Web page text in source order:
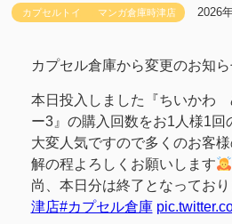
カプセルトイ マンガ倉庫時津店 2026
カプセル倉庫から変更のお知ら
本日投入しました『ちいかわ
ー3』の購入回数をお1人様1回
大変人気ですので多くのお客
解の程よろしくお願いします
尚、本日分は終了となっており
津店#カプセル倉庫